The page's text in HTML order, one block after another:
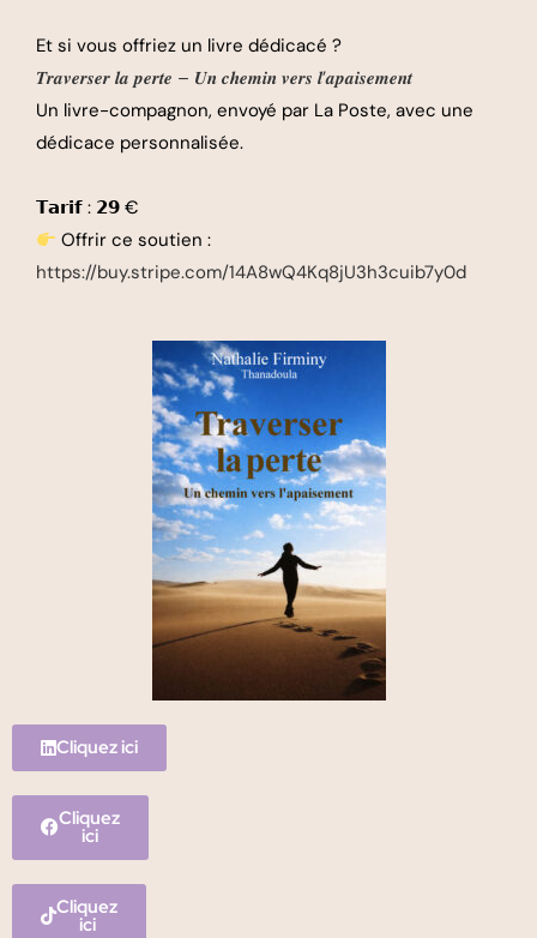
Et si vous offriez un livre dédicacé ?
𝑻𝒓𝒂𝒗𝒆𝒓𝒔𝒆𝒓 𝒍𝒂 𝒑𝒆𝒓𝒕𝒆 – 𝑼𝒏 𝒄𝒉𝒆𝒎𝒊𝒏 𝒗𝒆𝒓𝒔 𝒍’𝒂𝒑𝒂𝒊𝒔𝒆𝒎𝒆𝒏𝒕
Un livre-compagnon, envoyé par La Poste, avec une
dédicace personnalisée.
𝗧𝗮𝗿𝗶𝗳 : 𝟮𝟵 €
Offrir ce soutien :
https://buy.stripe.com/14A8wQ4Kq8jU3h3cuib7y0d
Cliquez ici
Cliquez
ici
Cliquez
ici